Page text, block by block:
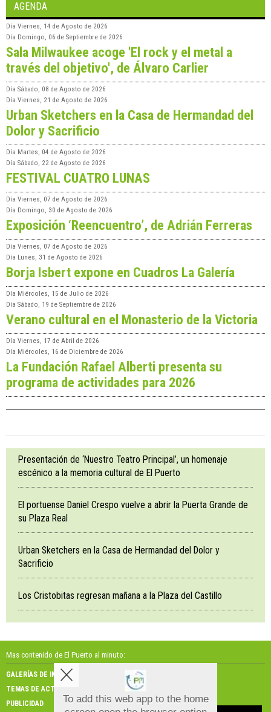
AGENDA
Día Viernes, 14 de Agosto de 2026
Día Domingo, 06 de Septiembre de 2026
Sala Milwaukee acoge 'El rock y el metal a
través del objetivo', de Álvaro Carlier
Día Sábado, 08 de Agosto de 2026
Día Viernes, 21 de Agosto de 2026
Urban Sketchers en la Casa de Hermandad del
Dolor y Sacrificio
Día Martes, 04 de Agosto de 2026
Día Sábado, 22 de Agosto de 2026
FESTIVAL CUATRO LUNAS
Día Viernes, 07 de Agosto de 2026
Día Domingo, 30 de Agosto de 2026
Exposición ‘Reencuentro’, de Adrián Ferreras
Día Viernes, 07 de Agosto de 2026
Día Lunes, 31 de Agosto de 2026
Borja Isbert expone en Cuadros La Galería
Día Miércoles, 15 de Julio de 2026
Día Sábado, 19 de Septiembre de 2026
Verano cultural en el Monasterio de la Victoria
Día Viernes, 17 de Abril de 2026
Día Miércoles, 16 de Diciembre de 2026
La Fundación Rafael Alberti presenta su
programa de actividades para 2026
Presentación de ‘Nuestro Teatro Principal’, un homenaje
escénico a la memoria cultural de El Puerto
El portuense Daniel Crespo vuelve a abrir la Puerta Grande de
su Plaza Real
Urban Sketchers en la Casa de Hermandad del Dolor y
Sacrificio
Los Cristobitas regresan mañana a la Plaza del Castillo
Mas contenido de El Puerto al minuto:
GALERÍAS DE IMÁGENES
GALERÍAS DE VÍDEOS
TEMAS DE ACTUALIDAD
NOSOTROS
PUBLICIDAD
CONTACTO
To add this web app to the home